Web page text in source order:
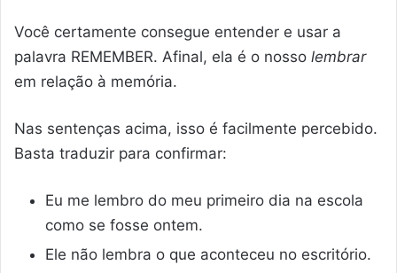
Você certamente consegue entender e usar a
palavra REMEMBER. Afinal, ela é o nosso lembrar
em relação à memória.
Nas sentenças acima, isso é facilmente percebido.
Basta traduzir para confirmar:
Eu me lembro do meu primeiro dia na escola
como se fosse ontem.
Ele não lembra o que aconteceu no escritório.